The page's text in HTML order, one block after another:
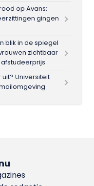
op Avans:
gingen
blik in de spiegel
zichtbaar
Universiteit